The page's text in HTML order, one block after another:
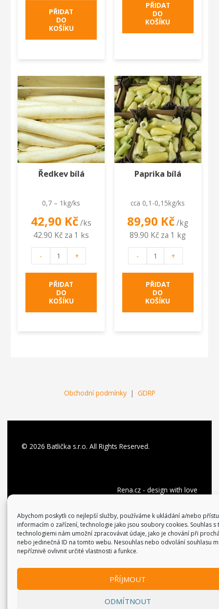
Abychom poskytli co nejlepší služby, používáme k ukládání a/nebo
informacím o zařízení, technologie jako jsou soubory cookies. Souhlas s
technologiemi nám umožní zpracovávat údaje, jako je chování při
nebo jedinečná ID na tomto webu. Nesouhlas nebo odvolání souhlasu
nepříznivě ovlivnit určité vlastnosti a funkce.
PŘÍJMOUT
ODMÍTNOUT
množství
PŘIDAT
DO
KOŠÍKU
PŘIDAT
DO
KOŠÍKU
Ředkev bílá
0,7 – 1kg/ks
42,90 Kč/ks
42.90 Kč za 1 ks
-
bílá
+
PŘIDAT
DO
KOŠÍKU
Paprika bílá
cca 0,1-0,15kg/ks
89,90 Kč /kg
89.90 Kč za 1 kg
-
bílá
+
PŘIDAT
DO
KOŠÍKU
Obchodní podmínky| GDRP
© 2026 Batlička s.r.o. All Rights Reserved.
Rena.cz - design with love